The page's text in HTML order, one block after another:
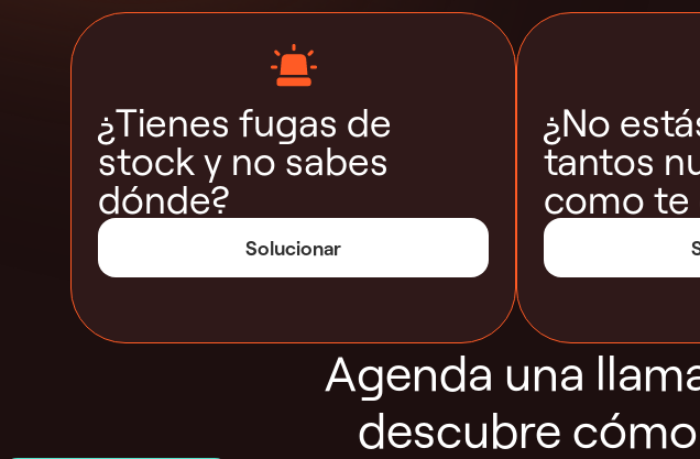
¿Tienes fugas de
stock y no sabes
dónde?
Solucionar
¿No
tantos
como te
Agenda una
descubre